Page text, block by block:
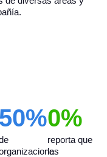
50%
reporta que
la
0%